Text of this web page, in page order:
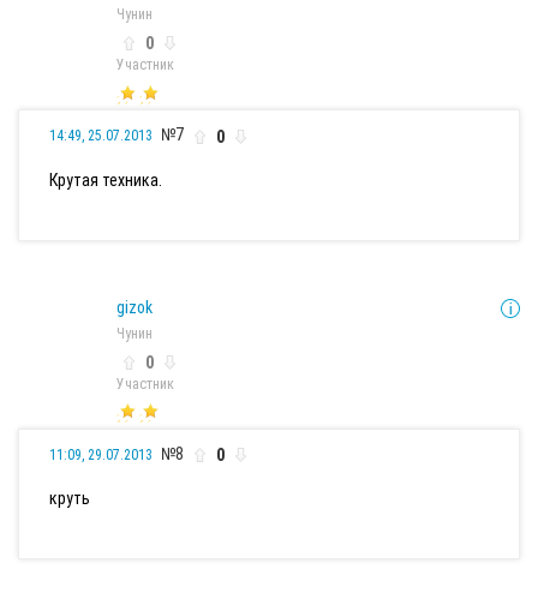
Чунин
0
Участник
14:49, 25.07.2013 №7 0
Крутая техника.
gizok
Чунин
0
Участник
11:09, 29.07.2013 №8 0
круть